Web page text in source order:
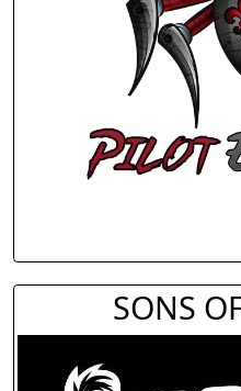
SONS